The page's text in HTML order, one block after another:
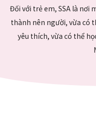
Đối với trẻ em, SSA là nơi
thành nên người, vừa có
yêu thích, vừa có thể